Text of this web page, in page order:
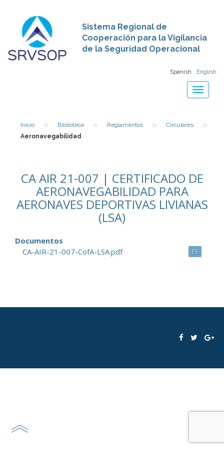
Sistema Regional de
Cooperación para la Vigilancia
de la Seguridad Operacional
Spanish English
Toggle
Inicio » Biblioteca » Reglamentos » Circulares »
Aeronavegabilidad
CA AIR 21-007 | CERTIFICADO DE
AERONAVEGABILIDAD PARA
AERONAVES DEPORTIVAS LIVIANAS
(LSA)
Documentos
CA-AIR-21-007-CofA-LSA.pdf
ES